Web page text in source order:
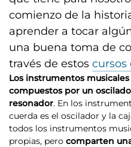
comienzo de la
aprender a tocar
una buena toma de
través de estos cursos
Los instrumentos
compuestos por un
resonador. En los
cuerda es el oscilador y la
todos los instrumentos
propias, pero comparten